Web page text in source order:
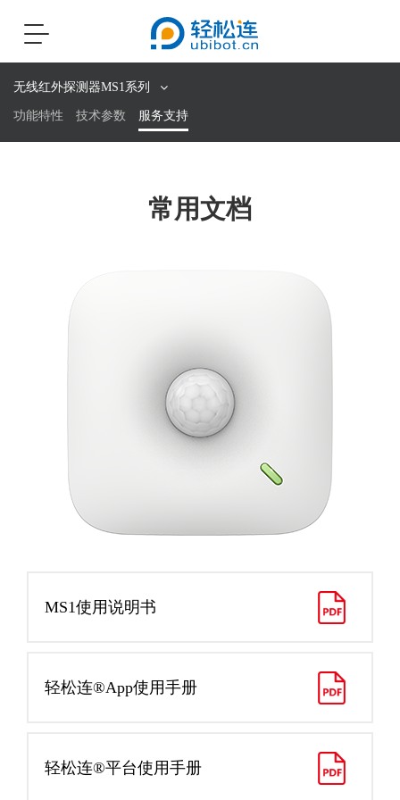
Toggle
无线红外探测器MS1系列
功能特性 技术参数 服务支持
常用文档
MS1使用说明书
轻松连®App使用手册
轻松连®平台使用手册